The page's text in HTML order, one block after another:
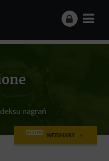
nagrań
NA ŻYWO WEBINARY